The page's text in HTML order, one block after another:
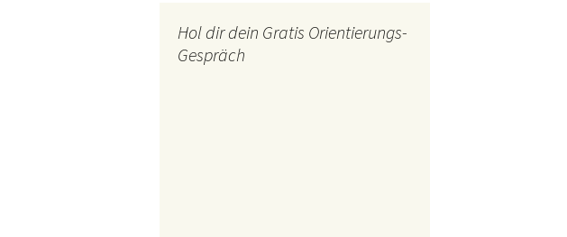
Hol dir dein Gratis Orientierungs-
Gespräch